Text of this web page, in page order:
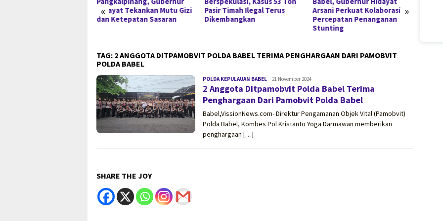
« »
Hidayat Tekankan Mutu Gizi
dan Ketepatan Sasaran
Pasir Timah Ilegal Terus
Dikembangkan
Arsani Perkuat Kolaborasi
Percepatan Penanganan
Stunting
TAG: 2 ANGGOTA DITPAMOBVIT POLDA BABEL TERIMA PENGHARGAAN DARI PAMOBVIT
POLDA BABEL
POLDA KEPULAUAN BABEL vissionnews.com
21 November 2024
2 Anggota Ditpamobvit Polda Babel Terima
Penghargaan Dari Pamobvit Polda Babel
Babel,VissionNews.com- Direktur Pengamanan Objek Vital (Pamobvit)
Polda Babel, Kombes Pol Kristanto Yoga Darmawan memberikan
penghargaan […]
SHARE THE JOY